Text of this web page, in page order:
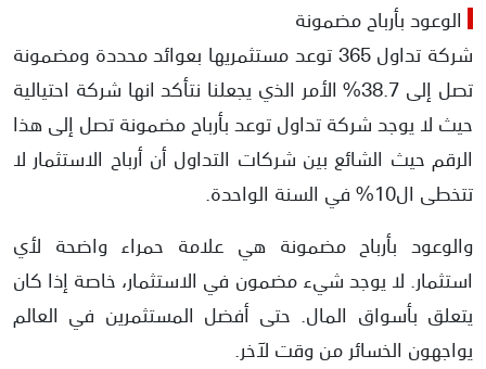
الوعود بأرباح مضمونة
شركة تداول 365 توعد مستثمريها بعوائد محددة ومضمونة
تصل إلى 38.7% الأمر الذي يجعلنا نتأكد انها شركة احتيالية
حيث لا يوجد شركة تداول توعد بأرباح مضمونة تصل إلى هذا
الرقم حيث الشائع بين شركات التداول أن أرباح الاستثمار لا
تتخطى ال10% في السنة الواحدة.
والوعود بأرباح مضمونة هي علامة حمراء واضحة لأي
استثمار. لا يوجد شيء مضمون في الاستثمار، خاصة إذا كان
يتعلق بأسواق المال. حتى أفضل المستثمرين في العالم
يواجهون الخسائر من وقت لآخر.